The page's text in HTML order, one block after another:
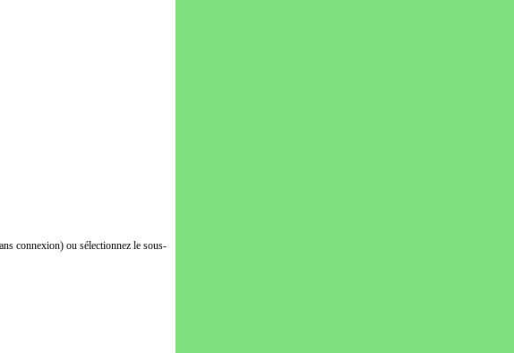
connexion) ou sélectionnez le sous-